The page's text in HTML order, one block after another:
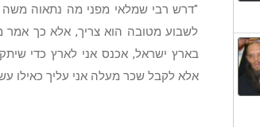
"דרש רבי שמלאי מפני מה נתאוה משה
לשבוע מטובה הוא צריך, אלא כך אמר
בארץ ישראל, אכנס אני לארץ כדי
אלא לקבל שכר מעלה אני עליך כאילו